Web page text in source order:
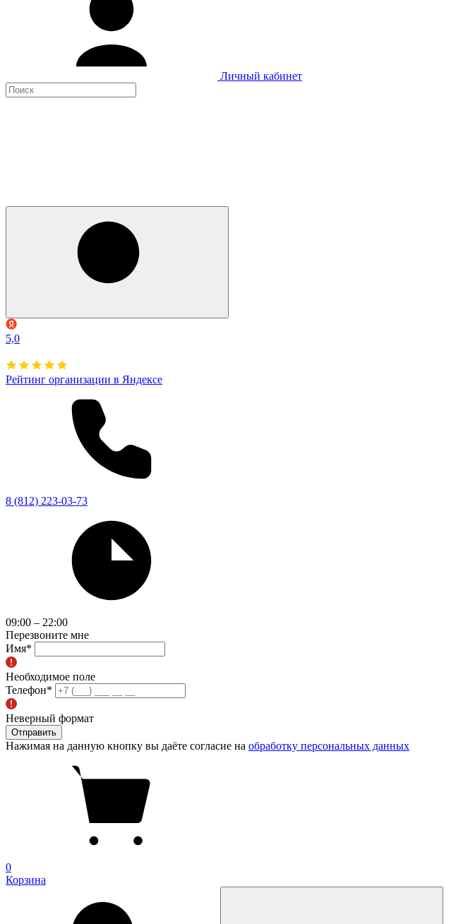
Личный кабинет
5,0
Рейтинг организации в Яндексе
8 (812) 223-03-73
09:00 – 22:00
Перезвоните мне
Имя*
Необходимое поле
Телефон*
Неверный формат
Отправить
Нажимая на данную кнопку вы даёте согласие на обработку персональных данных
0
Корзина